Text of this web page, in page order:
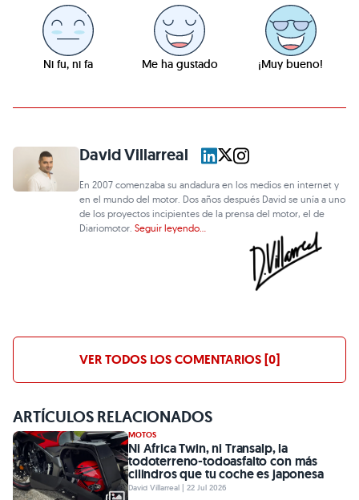
Ni fu, ni fa Me ha gustado ¡Muy bueno!
David Villarreal
En 2007 comenzaba su andadura en los medios en internet y
en el mundo del motor. Dos años después David se unía a uno
de los proyectos incipientes de la prensa del motor, el de
Diariomotor.Seguir leyendo...
VER TODOS LOS COMENTARIOS [0]
ARTÍCULOS RELACIONADOS
MOTOS
Ni Africa Twin, ni Transalp, la
todoterreno-todoasfalto con más
cilindros que tu coche es japonesa
David Villarreal | 22 Jul 2026